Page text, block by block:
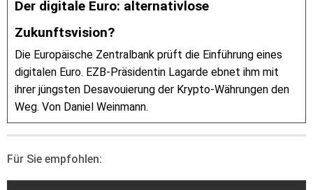
Der digitale Euro: alternativlose
Zukunftsvision?
Die Europäische Zentralbank prüft die Einführung eines
digitalen Euro. EZB-Präsidentin Lagarde ebnet ihm mit
ihrer jüngsten Desavouierung der Krypto-Währungen den
Weg. Von Daniel Weinmann.
Für Sie empfohlen: